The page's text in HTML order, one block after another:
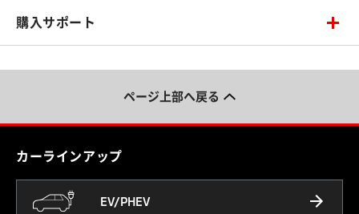
購入サポート
ページ上部へ戻る
カーラインアップ
EV/PHEV